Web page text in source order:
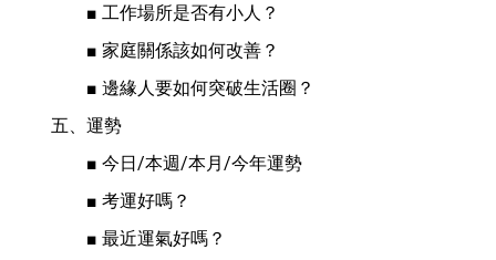
■ 工作場所是否有小人？
■ 家庭關係該如何改善？
■ 邊緣人要如何突破生活圈？
五、運勢
■ 今日/本週/本月/今年運勢
■ 考運好嗎？
■ 最近運氣好嗎？